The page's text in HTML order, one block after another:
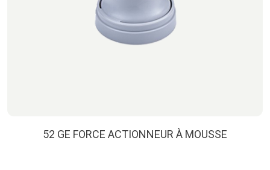
52 GE FORCE ACTIONNEUR À MOUSSE